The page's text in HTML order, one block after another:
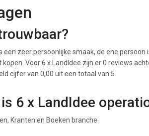
zeer persoonlijke smaak, de ene persoon
Voor 6 x LandIdee zijn er 0 reviews
cijfer van 0,00 uit een totaal van 5.
6 x LandIdee
Kranten en Boeken branche.